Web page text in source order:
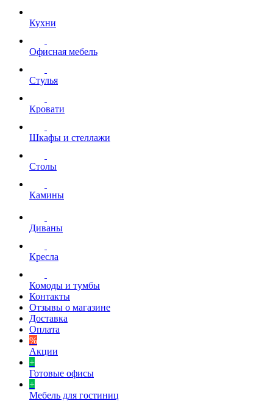
Кухни
Офисная мебель
Стулья
Кровати
Шкафы и стеллажи
Столы
Камины
Диваны
Кресла
Комоды и тумбы
Контакты
Отзывы о магазине
Доставка
Оплата
%
Акции
+
Готовые офисы
+
Мебель для гостиниц